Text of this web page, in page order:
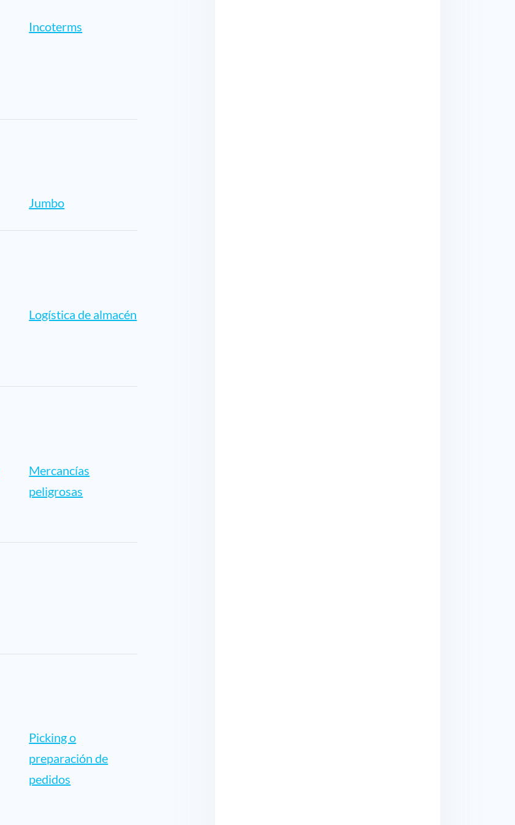
Incoterms
Jumbo
Logística de almacén
Mercancías
peligrosas
Picking o
preparación de
pedidos